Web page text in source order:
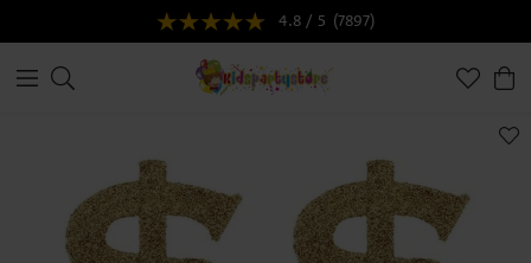
4.8 / 5 (7897)